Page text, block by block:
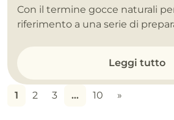
Con il termine gocce naturali
riferimento a una serie di
Leggi tutto
1 2 3 … 10 »